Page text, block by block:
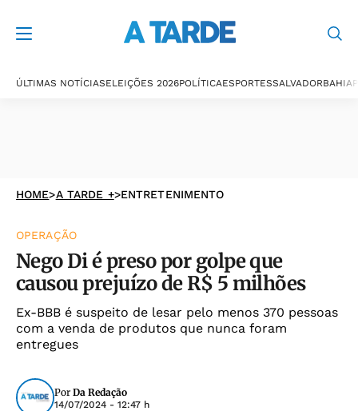
ÚLTIMAS NOTÍCIASELEIÇÕES 2026POLÍTICAESPORTESSALVADORBAHIA
HOME>A TARDE +>ENTRETENIMENTO
OPERAÇÃO
Nego Di é preso por golpe que
causou prejuízo de R$ 5 milhões
Ex-BBB é suspeito de lesar pelo menos 370 pessoas
com a venda de produtos que nunca foram
entregues
Por Da Redação
14/07/2024 - 12:47 h